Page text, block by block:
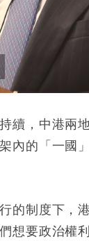
續，中港兩
內的「一國
的制度下，
想要政治權